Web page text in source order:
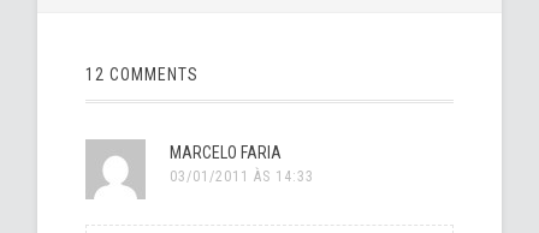
12 COMMENTS
MARCELO FARIA
03/01/2011 ÀS 14:33